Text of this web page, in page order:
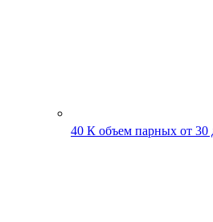
40 К объем парных от 30